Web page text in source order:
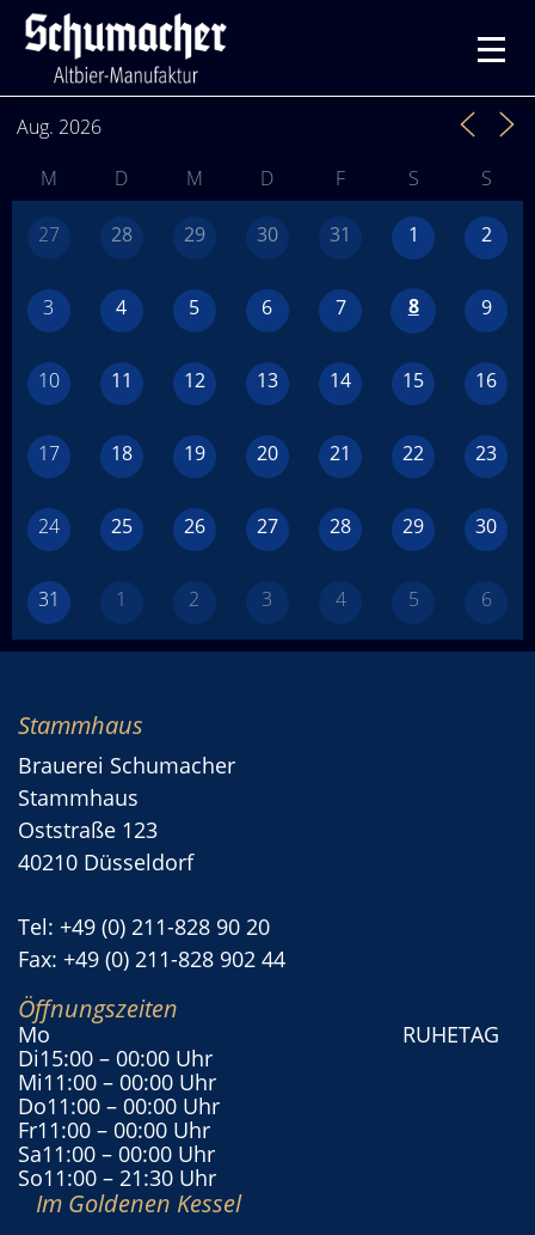
Aug. 2026
M
D M D F S S
27 28 29 30 31 1 2
3 4 5 6 7 8 9
10 11 12 13 14 15 16
17 18 19 20 21 22 23
24 25 26 27 28 29 30
31 1 2 3 4 5 6
Stammhaus
Brauerei Schumacher
Stammhaus
Oststraße 123
40210 Düsseldorf
Tel: +49 (0) 211-828 90 20
Fax: +49 (0) 211-828 902 44
Öffnungszeiten
Mo
RUHETAG
Di15:00 – 00:00 Uhr
Mi11:00 – 00:00 Uhr
Do11:00 – 00:00 Uhr
Fr11:00 – 00:00 Uhr
Sa11:00 – 00:00 Uhr
So11:00 – 21:30 Uhr
Im Goldenen Kessel